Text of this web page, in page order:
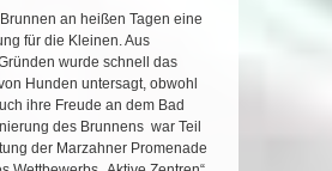
an heißen Tagen eine
für die Kleinen. Aus
wurde schnell das
Hunden untersagt, obwohl
ihre Freude an dem Bad
des Brunnens war Teil
der Marzahner Promenade